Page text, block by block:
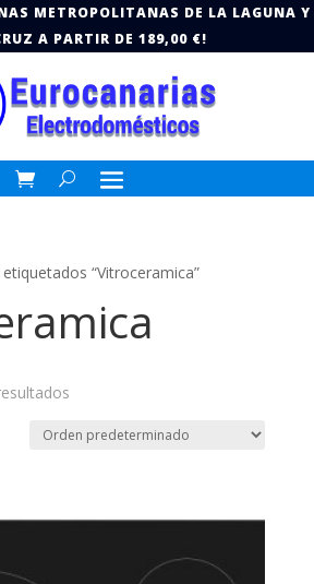
METROPOLITANAS DE LA LAGUNA Y
A PARTIR DE 189,00 €!
“Vitroceramica”